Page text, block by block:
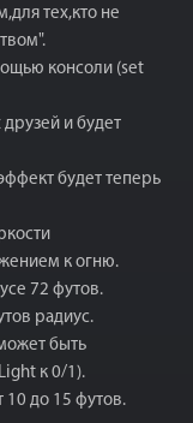
тех,кто не
консоли (set
и будет
будет теперь
к огню.
72 футов.
радиус.
быть
к 0/1).
10 до 15 футов.